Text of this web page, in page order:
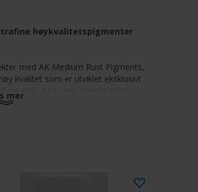
høykvalitetspigmenter
med AK Medium Rust Pigments,
kvalitet som er utviklet eksklusivt
støv, rust, sot, gjørme eller
påføres tørt eller vått for å
for våt påføring og ekstra kontroll.
mer